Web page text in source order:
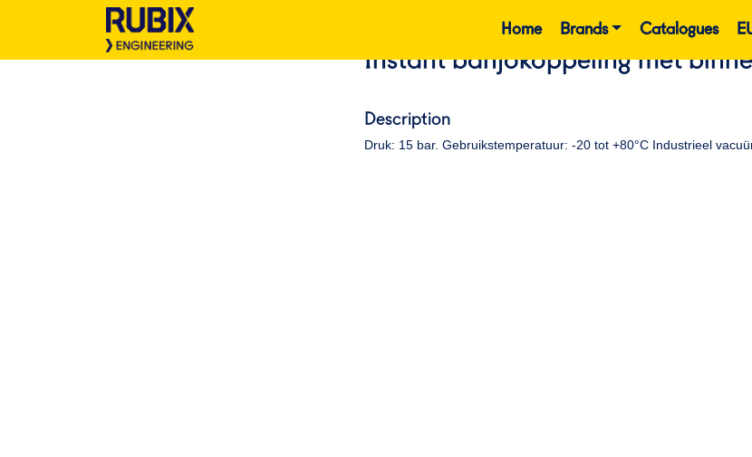
Home Brands Catalogues
Instant banjokoppeling met
Description
Druk: 15 bar. Gebruikstemperatuur: -20 tot +80°C Industrieel